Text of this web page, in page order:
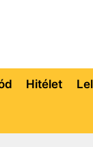
Hitélet